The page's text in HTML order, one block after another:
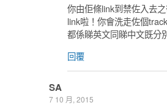
你由佢條link到禁佐入去
link啦！你會洗走佐個
都係睇英文同睇中文既分
回覆
SA
7 10 月, 2015